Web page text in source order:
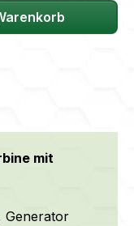
mit
Generator